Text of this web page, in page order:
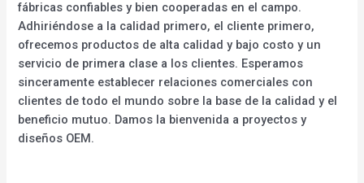
fábricas confiables y bien cooperadas en el campo.
Adhiriéndose a la calidad primero, el cliente primero,
ofrecemos productos de alta calidad y bajo costo y un
servicio de primera clase a los clientes. Esperamos
sinceramente establecer relaciones comerciales con
clientes de todo el mundo sobre la base de la calidad y el
beneficio mutuo. Damos la bienvenida a proyectos y
diseños OEM.